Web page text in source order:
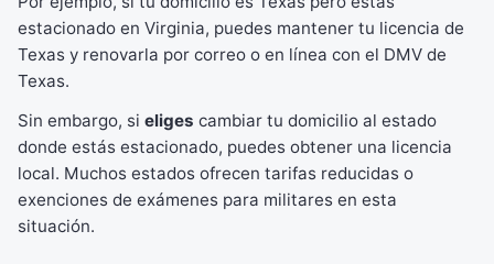
estacionado en Virginia, puedes mantener tu licencia de
Texas y renovarla por correo o en línea con el DMV de
Texas.
Sin embargo, si eliges cambiar tu domicilio al estado
donde estás estacionado, puedes obtener una licencia
local. Muchos estados ofrecen tarifas reducidas o
exenciones de exámenes para militares en esta
situación.